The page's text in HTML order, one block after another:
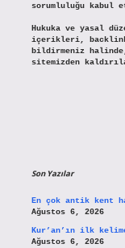
sorumluluğu kabul
Hukuka ve yasal
içerikleri,
bildirmeniz
sitemizden
Son Yazılar
En çok antik kent
Ağustos 6, 2026
Kur’an’ın ilk
Ağustos 6, 2026